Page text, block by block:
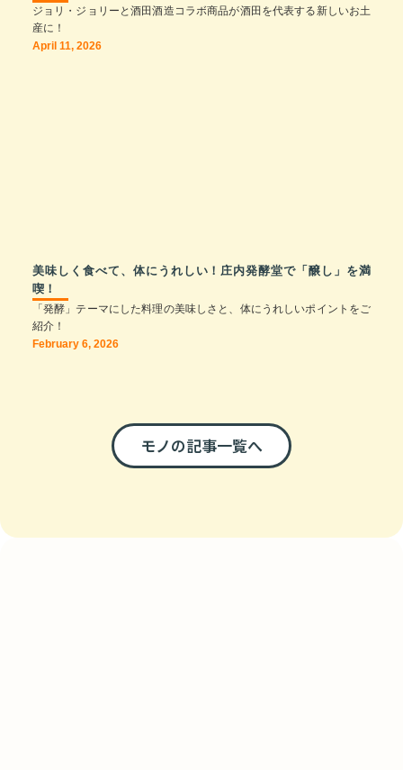
ジョリ・ジョリーと酒田酒造コラボ商品が酒田を代表する新しいお土
産に！
April 11, 2026
美味しく食べて、体にうれしい！庄内発酵堂で「醸し」を満
喫！
「発酵」テーマにした料理の美味しさと、体にうれしいポイントをご
紹介！
February 6, 2026
モノの記事一覧へ